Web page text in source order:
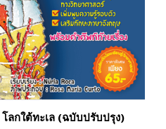
ลกใต้ทะเล (ฉบับปรับปรุง)